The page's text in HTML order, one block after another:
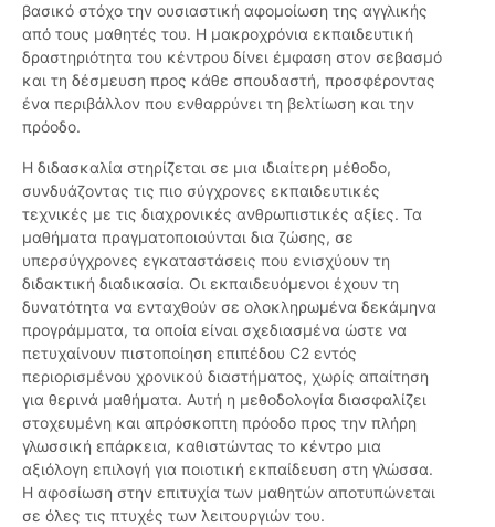
βασικό στόχο την ουσιαστική αφομοίωση της αγγλικής
από τους μαθητές του. Η μακροχρόνια εκπαιδευτική
δραστηριότητα του κέντρου δίνει έμφαση στον σεβασμό
και τη δέσμευση προς κάθε σπουδαστή, προσφέροντας
ένα περιβάλλον που ενθαρρύνει τη βελτίωση και την
πρόοδο.
Η διδασκαλία στηρίζεται σε μια ιδιαίτερη μέθοδο,
συνδυάζοντας τις πιο σύγχρονες εκπαιδευτικές
τεχνικές με τις διαχρονικές ανθρωπιστικές αξίες. Τα
μαθήματα πραγματοποιούνται δια ζώσης, σε
υπερσύγχρονες εγκαταστάσεις που ενισχύουν τη
διδακτική διαδικασία. Οι εκπαιδευόμενοι έχουν τη
δυνατότητα να ενταχθούν σε ολοκληρωμένα δεκάμηνα
προγράμματα, τα οποία είναι σχεδιασμένα ώστε να
πετυχαίνουν πιστοποίηση επιπέδου C2 εντός
περιορισμένου χρονικού διαστήματος, χωρίς απαίτηση
για θερινά μαθήματα. Αυτή η μεθοδολογία διασφαλίζει
στοχευμένη και απρόσκοπτη πρόοδο προς την πλήρη
γλωσσική επάρκεια, καθιστώντας το κέντρο μια
αξιόλογη επιλογή για ποιοτική εκπαίδευση στη γλώσσα.
Η αφοσίωση στην επιτυχία των μαθητών αποτυπώνεται
σε όλες τις πτυχές των λειτουργιών του.